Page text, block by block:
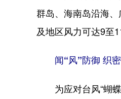
群岛、海南岛沿海
及地区风力可达9至
闻“风”防御 织密
为应对台风“蝴蝶